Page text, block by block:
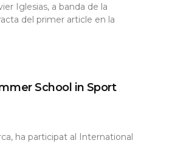
Iglesias, a banda de la
del primer article en la
School in Sport
ha participat al International